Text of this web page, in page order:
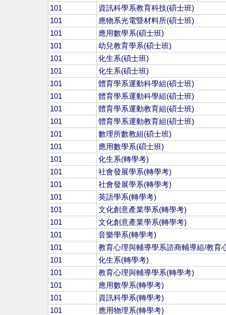
101
資訊科學系教育科技(碩士班)
101
應物系光電暨材料所(碩士班)
101
應用數學系(碩士班)
101
幼兒教育學系(碩士班)
101
化生系(碩士班)
101
化生系(碩士班)
101
體育學系運動科學組(碩士班)
101
體育學系運動科學組(碩士班)
101
體育學系運動教育組(碩士班)
101
體育學系運動教育組(碩士班)
101
數理所數教組(碩士班)
101
應用數學系(碩士班)
101
化生系(轉學考)
101
社會發展學系(轉學考)
101
社會發展學系(轉學考)
101
英語學系(轉學考)
101
文化創意產業學系(轉學考)
101
文化創意產業學系(轉學考)
101
音樂學系(轉學考)
101
教育心理與輔導學系諮商輔導組/教育
101
化生系(轉學考)
101
教育心理與輔導學系(轉學考)
101
應用數學系(轉學考)
101
資訊科學系(轉學考)
101
應用物理系(轉學考)